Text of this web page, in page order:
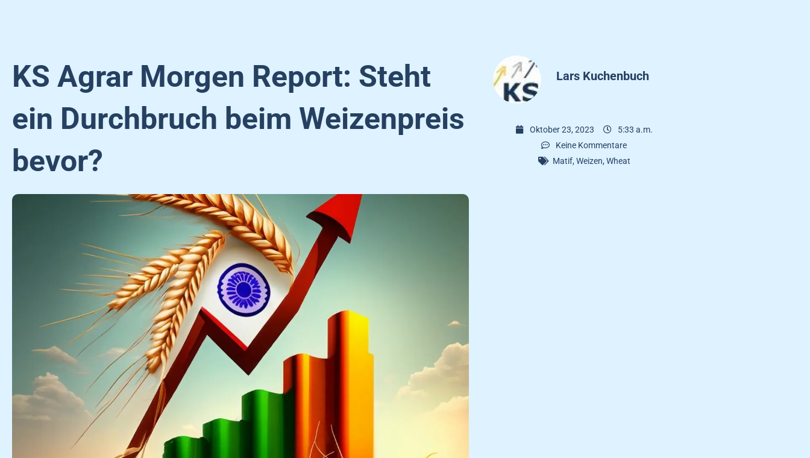
KS Agrar Morgen Report: Steht
ein Durchbruch beim Weizenpreis
bevor?
Lars Kuchenbuch
Oktober 23, 2023
5:33 a.m.
Keine Kommentare
Matif, Weizen, Wheat